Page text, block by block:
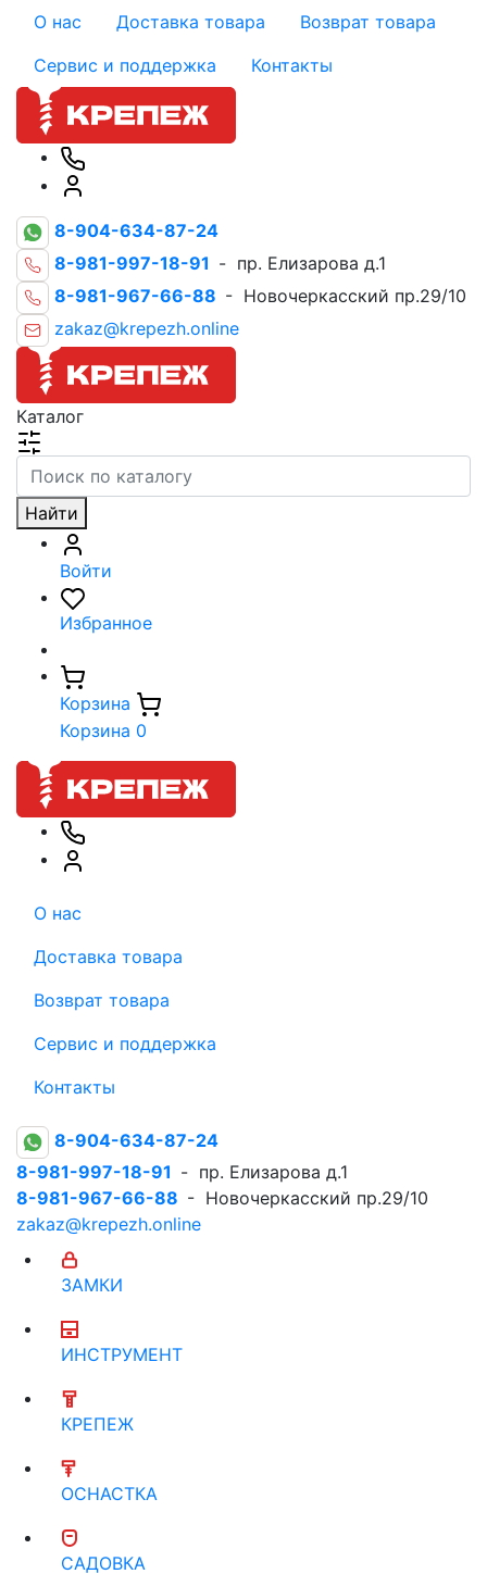
О нас Доставка товара
Возврат товара
Сервис и поддержка
Контакты
8-904-634-87-24
8-981-997-18-91 - пр. Елизарова д.1
8-981-967-66-88 - Новочеркасский пр.29/10
zakaz@krepezh.online
Каталог
Найти
Войти
Избранное
Корзина
Корзина 0
О нас
Доставка товара
Возврат товара
Сервис и поддержка
Контакты
8-904-634-87-24
8-981-997-18-91 - пр. Елизарова д.1
8-981-967-66-88 - Новочеркасский пр.29/10
zakaz@krepezh.online
ЗАМКИ
ИНСТРУМЕНТ
КРЕПЕЖ
ОСНАСТКА
САДОВКА